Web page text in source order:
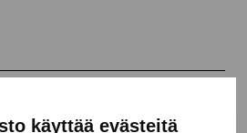
käyttää evästeitä